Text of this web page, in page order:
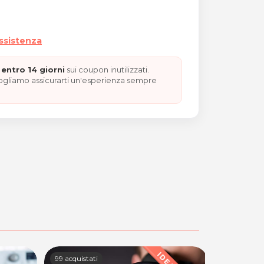
14 giorni sui coupon inutilizzati.
assicurarti un'esperienza sempre
99 acquistati